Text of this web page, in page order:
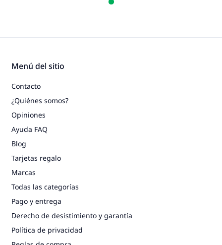
Menú del sitio
Contacto
¿Quiénes somos?
Opiniones
Ayuda FAQ
Blog
Tarjetas regalo
Marcas
Todas las categorías
Pago y entrega
Derecho de desistimiento y garantía
Política de privacidad